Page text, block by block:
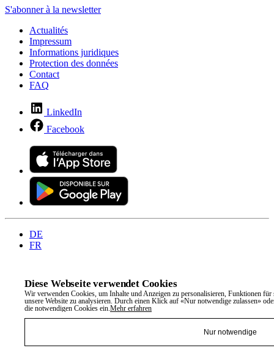
S'abonner à la newsletter
Actualités
Impressum
Informations juridiques
Protection des données
Contact
FAQ
LinkedIn
Facebook
DE
FR
Diese Webseite verwendet Cookies
Wir verwenden Cookies, um Inhalte und Anzeigen zu personalisieren, Funktionen
unsere Website zu analysieren. Durch einen Klick auf «Nur notwendige zulassen»
die notwendigen Cookies ein.Mehr erfahren
Nur notwendige